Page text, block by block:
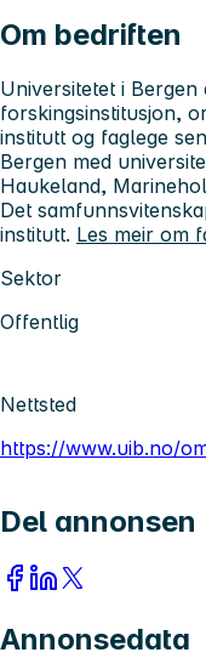
Om bedriften
Universitetet i
forskingsinstitusjon,
institutt og faglege
Bergen med
Haukeland,
Det
institutt. Les meir om
Sektor
Offentlig
Nettsted
https://www.uib.no/
Del annonsen
Annonsedata